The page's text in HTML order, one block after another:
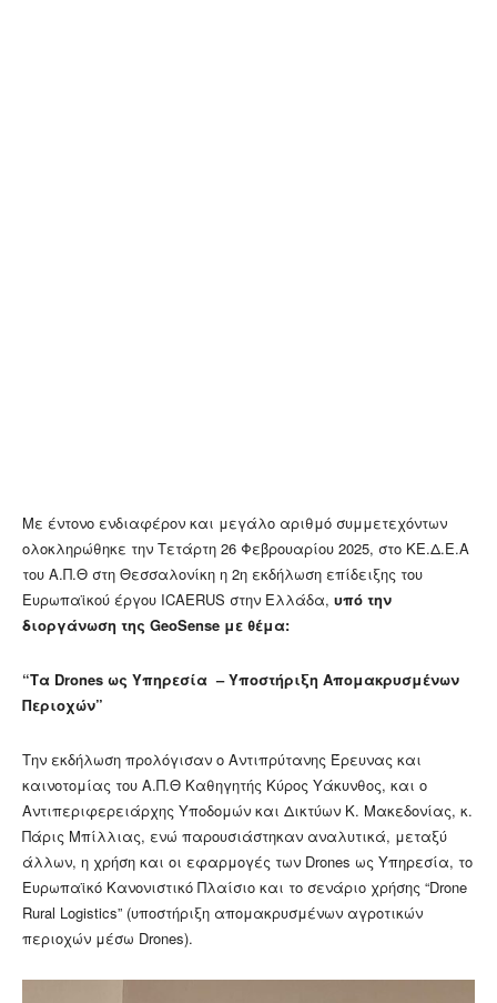
Με έντονο ενδιαφέρον και μεγάλο αριθμό συμμετεχόντων
ολοκληρώθηκε την Τετάρτη 26 Φεβρουαρίου 2025, στο ΚΕ.Δ.Ε.Α
του Α.Π.Θ στη Θεσσαλονίκη η 2η εκδήλωση επίδειξης του
Eυρωπαϊκού έργου ICAERUS στην Ελλάδα, υπό την
διοργάνωση της GeoSense με θέμα:
“Τα Drones ως Υπηρεσία – Υποστήριξη Απομακρυσμένων
Περιοχών”
Την εκδήλωση προλόγισαν ο Αντιπρύτανης Έρευνας και
καινοτομίας του Α.Π.Θ Καθηγητής Κύρος Υάκυνθος, και ο
Αντιπεριφερειάρχης Υποδομών και Δικτύων Κ. Μακεδονίας, κ.
Πάρις Μπίλλιας, ενώ παρουσιάστηκαν αναλυτικά, μεταξύ
άλλων, η χρήση και οι εφαρμογές των Drones ως Υπηρεσία, το
Ευρωπαϊκό Κανονιστικό Πλαίσιο και το σενάριο χρήσης “Drone
Rural Logistics” (υποστήριξη απομακρυσμένων αγροτικών
περιοχών μέσω Drones).